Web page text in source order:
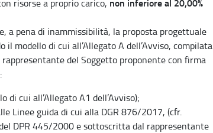
risorse a proprio carico,
a pena di inammissibilità, la proposta progettuale
modello di cui all’Allegato A dell’Avviso, compilata
del Soggetto proponente con firma
di cui all’Allegato A1 dell’Avviso);
Linee guida di cui alla DGR 876/2017, (cfr.
DPR 445/2000 e sottoscritta dal rappresentante